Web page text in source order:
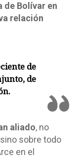
de Bolívar en
relación
de
de
aliado, no
sobre todo
en el